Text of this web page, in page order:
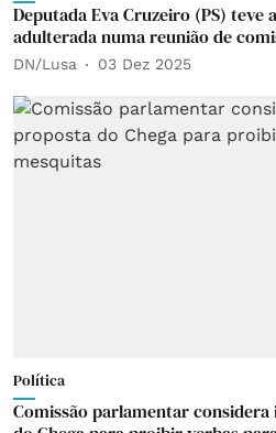
Deputada Eva Cruzeiro (PS) teve
adulterada numa reunião de
DN/Lusa 03 Dez 2025
Política
Comissão parlamentar